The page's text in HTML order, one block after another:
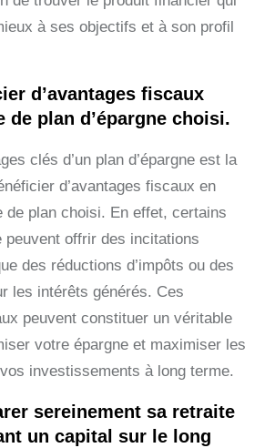
à ses objectifs et à son profil
d’avantages fiscaux
de plan d’épargne choisi.
clés d’un plan d’épargne est la
d’avantages fiscaux en
de plan choisi. En effet, certains
peuvent offrir des incitations
des réductions d’impôts ou des
les intérêts générés. Ces
peuvent constituer un véritable
votre épargne et maximiser les
investissements à long terme.
sereinement sa retraite
un capital sur le long